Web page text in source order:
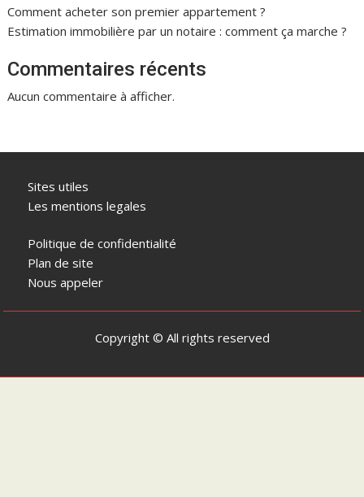
Comment acheter son premier appartement ?
Estimation immobilière par un notaire : comment ça marche ?
Commentaires récents
Aucun commentaire à afficher.
Sites utiles
Les mentions legales
Politique de confidentialité
Plan de site
Nous appeler
Copyright © All rights reserved